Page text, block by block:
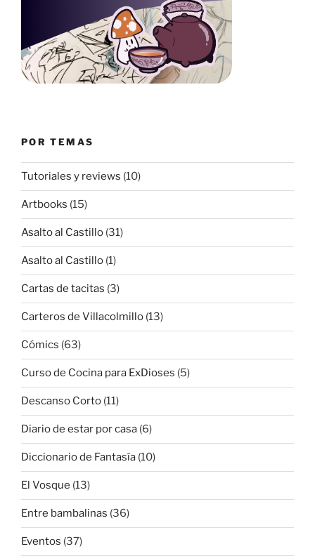
POR TEMAS
Tutoriales y reviews (10)
Artbooks (15)
Asalto al Castillo (31)
Asalto al Castillo (1)
Cartas de tacitas (3)
Carteros de Villacolmillo (13)
Cómics (63)
Curso de Cocina para ExDioses (5)
Descanso Corto (11)
Diario de estar por casa (6)
Diccionario de Fantasía (10)
El Vosque (13)
Entre bambalinas (36)
Eventos (37)